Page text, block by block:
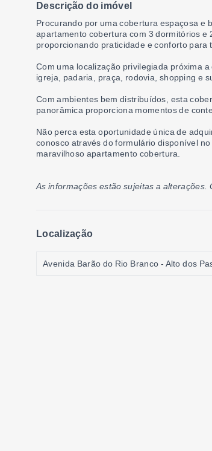
Descrição do imóvel
Procurando por uma cobertura espaçosa e
apartamento cobertura com 3 dormitórios e
proporcionando praticidade e conforto para
Com uma localização privilegiada próxima
igreja, padaria, praça, rodovia, shopping e
Com ambientes bem distribuídos, esta
panorâmica proporciona momentos de
Não perca esta oportunidade única de
conosco através do formulário disponível
maravilhoso apartamento cobertura.
As informações estão sujeitas a alterações.
Localização
Avenida Barão do Rio Branco - Alto dos